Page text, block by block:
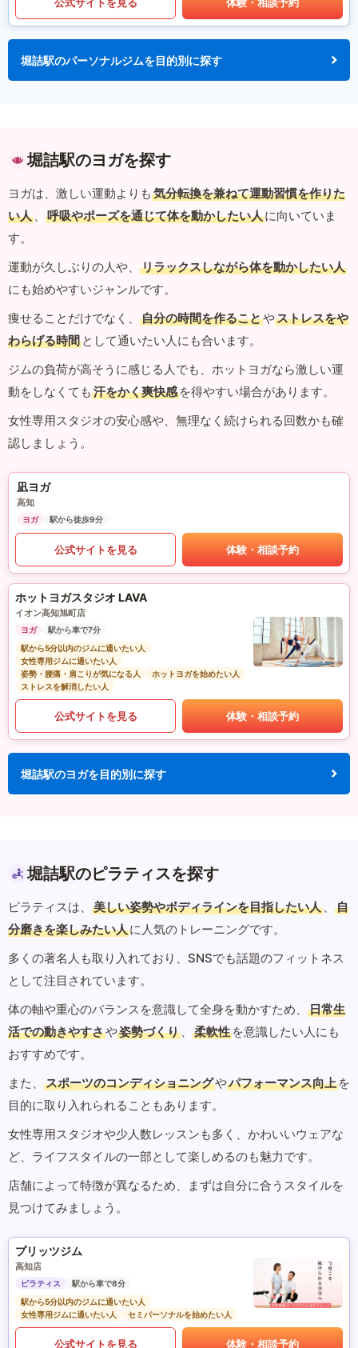
堀詰駅のパーソナルジムを目的別に探す
堀詰駅のヨガを探す
ヨガは、激しい運動よりも 気分転換を兼ねて運動習慣を作りた
い人 、 呼吸やポーズを通じて体を動かしたい人に向いていま
す。
運動が久しぶりの人や、
リラックスしながら体を動かしたい人
にも始めやすいジャンルです。
痩せることだけでなく、
自分の時間を作ることやストレスをや
わらげる時間 として通いたい人にも合います。
ジムの負荷が高そうに感じる人でも、ホットヨガなら激しい運
動をしなくても 汗をかく爽快感 を得やすい場合があります。
女性専用スタジオの安心感や、無理なく続けられる回数かも確
認しましょう。
凪ヨガ
高知
ヨガ 駅から徒歩9分
公式サイトを見る 体験・相談予約
ホットヨガスタジオ LAVA
イオン高知旭町店
ヨガ
駅から車で7分
駅から5分以内のジムに通いたい人
女性専用ジムに通いたい人
姿勢・腰痛・肩こりが気になる人
ホットヨガを始めたい人
ストレスを解消したい人
公式サイトを見る 体験・相談予約
堀詰駅のヨガを目的別に探す
堀詰駅のピラティスを探す
ピラティスは、 美しい姿勢やボディラインを目指したい人 、
自
分磨きを楽しみたい人に人気のトレーニングです。
多くの著名人も取り入れており、SNSでも話題のフィットネス
として注目されています。
体の軸や重心のバランスを意識して全身を動かすため、
日常生
活での動きやすさや姿勢づくり 、 柔軟性 を意識したい人にも
おすすめです。
また、
スポーツのコンディショニングやパフォーマンス向上 を
目的に取り入れられることもあります。
女性専用スタジオや少人数レッスンも多く、かわいいウェアな
ど、ライフスタイルの一部として楽しめるのも魅力です。
店舗によって特徴が異なるため、まずは自分に合うスタイルを
見つけてみましょう。
プリッツジム
高知店
ピラティス
駅から車で8分
駅から5分以内のジムに通いたい人
女性専用ジムに通いたい人
セミパーソナルを始めたい人
公式サイトを見る 体験・相談予約